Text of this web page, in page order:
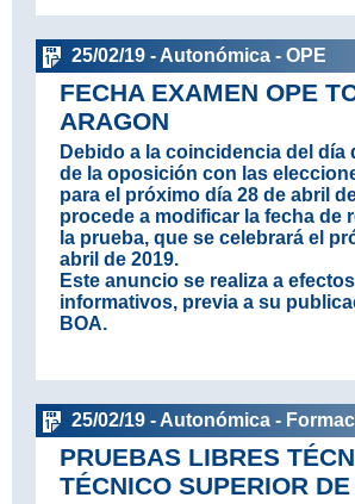
25/02/19 - Autonómica - OPE
FECHA EXAMEN OPE
ARAGON
Debido a la coincidencia del día
de la oposición con las
para el próximo día 28 de abril
procede a modificar la fecha de
la prueba, que se celebrará el
abril de 2019.
Este anuncio se realiza a
informativos, previa a su
BOA.
25/02/19 - Autonómica -
PRUEBAS LIBRES
TÉCNICO SUPERIOR